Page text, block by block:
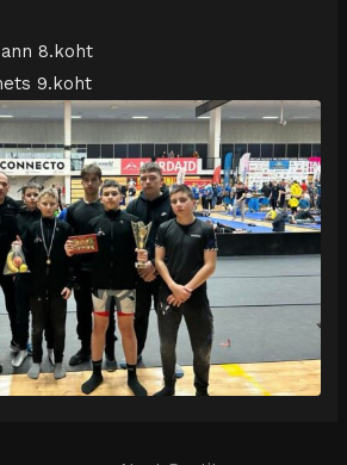
8.koht
9.koht